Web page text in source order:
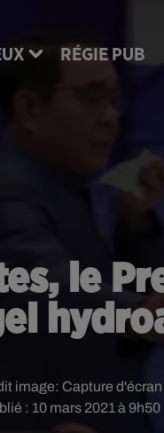
RÉGIE PUB
le
: 10 mars 2021 à 9h50
image: Capture d'écran